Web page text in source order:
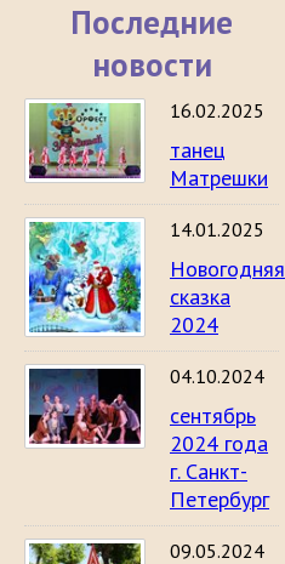
Последние
новости
16.02.2025
танец
Матрешки
14.01.2025
Новогодняя
сказка
2024
04.10.2024
сентябрь
2024 года
г. Санкт-
Петербург
09.05.2024